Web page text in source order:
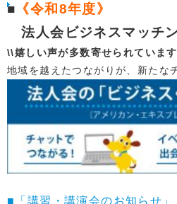
■ 《令和8年度》
法人会ビジネスマッチ
\\嬉しい声が多数寄せられていま
地域を越えたつながりが、新たな
■「講習・講演会のお知らせ」